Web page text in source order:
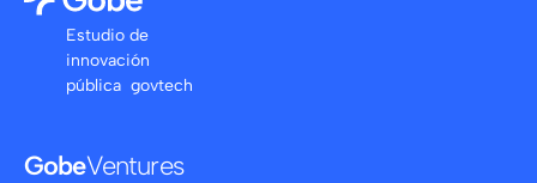
Estudio de
innovación
pública govtech
GobeVentures